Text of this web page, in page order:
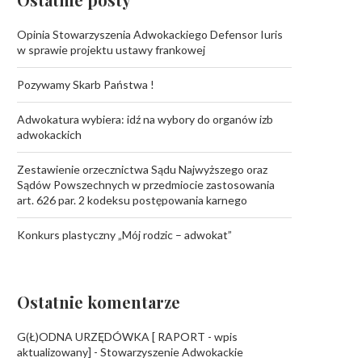
Opinia Stowarzyszenia Adwokackiego Defensor Iuris
w sprawie projektu ustawy frankowej
Pozywamy Skarb Państwa !
Adwokatura wybiera: idź na wybory do organów izb
adwokackich
Zestawienie orzecznictwa Sądu Najwyższego oraz
Sądów Powszechnych w przedmiocie zastosowania
art. 626 par. 2 kodeksu postępowania karnego
Konkurs plastyczny „Mój rodzic – adwokat”
Ostatnie komentarze
G(Ł)ODNA URZĘDÓWKA [ RAPORT - wpis
aktualizowany] - Stowarzyszenie Adwokackie